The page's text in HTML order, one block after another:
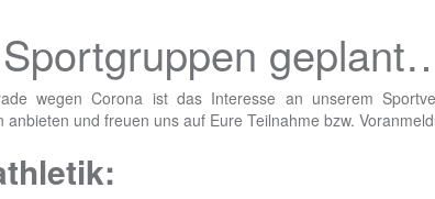
wegen Corona ist das Interesse an unserem
anbieten und freuen uns auf Eure Teilnahme bzw.